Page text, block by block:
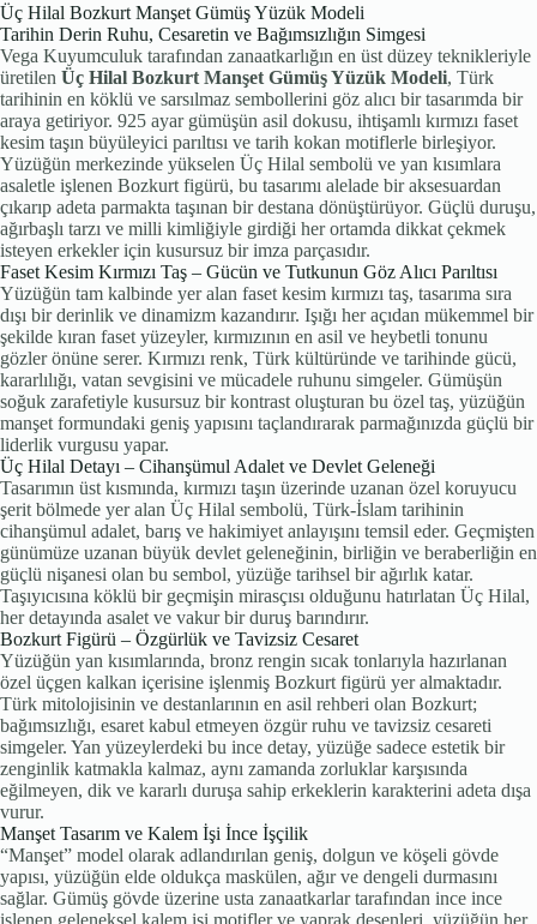
Üç Hilal Bozkurt Manşet Gümüş Yüzük Modeli
Tarihin Derin Ruhu, Cesaretin ve Bağımsızlığın Simgesi
Vega Kuyumculuk tarafından zanaatkarlığın en üst düzey teknikleriyle
üretilen Üç Hilal Bozkurt Manşet Gümüş Yüzük Modeli, Türk
tarihinin en köklü ve sarsılmaz sembollerini göz alıcı bir tasarımda bir
araya getiriyor. 925 ayar gümüşün asil dokusu, ihtişamlı kırmızı faset
kesim taşın büyüleyici parıltısı ve tarih kokan motiflerle birleşiyor.
Yüzüğün merkezinde yükselen Üç Hilal sembolü ve yan kısımlara
asaletle işlenen Bozkurt figürü, bu tasarımı alelade bir aksesuardan
çıkarıp adeta parmakta taşınan bir destana dönüştürüyor. Güçlü duruşu,
ağırbaşlı tarzı ve milli kimliğiyle girdiği her ortamda dikkat çekmek
isteyen erkekler için kusursuz bir imza parçasıdır.
Faset Kesim Kırmızı Taş – Gücün ve Tutkunun Göz Alıcı Parıltısı
Yüzüğün tam kalbinde yer alan faset kesim kırmızı taş, tasarıma sıra
dışı bir derinlik ve dinamizm kazandırır. Işığı her açıdan mükemmel bir
şekilde kıran faset yüzeyler, kırmızının en asil ve heybetli tonunu
gözler önüne serer. Kırmızı renk, Türk kültüründe ve tarihinde gücü,
kararlılığı, vatan sevgisini ve mücadele ruhunu simgeler. Gümüşün
soğuk zarafetiyle kusursuz bir kontrast oluşturan bu özel taş, yüzüğün
manşet formundaki geniş yapısını taçlandırarak parmağınızda güçlü bir
liderlik vurgusu yapar.
Üç Hilal Detayı – Cihanşümul Adalet ve Devlet Geleneği
Tasarımın üst kısmında, kırmızı taşın üzerinde uzanan özel koruyucu
şerit bölmede yer alan Üç Hilal sembolü, Türk-İslam tarihinin
cihanşümul adalet, barış ve hakimiyet anlayışını temsil eder. Geçmişten
günümüze uzanan büyük devlet geleneğinin, birliğin ve beraberliğin en
güçlü nişanesi olan bu sembol, yüzüğe tarihsel bir ağırlık katar.
Taşıyıcısına köklü bir geçmişin mirasçısı olduğunu hatırlatan Üç Hilal,
her detayında asalet ve vakur bir duruş barındırır.
Bozkurt Figürü – Özgürlük ve Tavizsiz Cesaret
Yüzüğün yan kısımlarında, bronz rengin sıcak tonlarıyla hazırlanan
özel üçgen kalkan içerisine işlenmiş Bozkurt figürü yer almaktadır.
Türk mitolojisinin ve destanlarının en asil rehberi olan Bozkurt;
bağımsızlığı, esaret kabul etmeyen özgür ruhu ve tavizsiz cesareti
simgeler. Yan yüzeylerdeki bu ince detay, yüzüğe sadece estetik bir
zenginlik katmakla kalmaz, aynı zamanda zorluklar karşısında
eğilmeyen, dik ve kararlı duruşa sahip erkeklerin karakterini adeta dışa
vurur.
Manşet Tasarım ve Kalem İşi İnce İşçilik
“Manşet” model olarak adlandırılan geniş, dolgun ve köşeli gövde
yapısı, yüzüğün elde oldukça maskülen, ağır ve dengeli durmasını
sağlar. Gümüş gövde üzerine usta zanaatkarlar tarafından ince ince
işlenen geleneksel kalem işi motifler ve yaprak desenleri, yüzüğün her